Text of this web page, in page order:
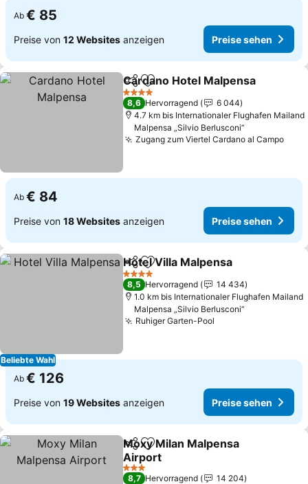
Ab € 85
Preise von 12 Websites anzeigen Preise sehen
TeilenZu Favoriten hinzufügen
Cardano Hotel Malpensa
4 Sterne
8,6 Hervorragend
6 044
4.7 km bis Internationaler Flughafen Mailand
Malpensa „Silvio Berlusconi“
Zugang zum Viertel Cardano al Campo
Ab € 84
Preise von 18 Websites anzeigen Preise sehen
Beliebte Wahl
TeilenZu Favoriten hinzufügen
Hotel Villa Malpensa
4 Sterne
8,5 Hervorragend
14 434
1.0 km bis Internationaler Flughafen Mailand
Malpensa „Silvio Berlusconi“
Ruhiger Garten-Pool
Ab € 126
Preise von 19 Websites anzeigen Preise sehen
TeilenZu Favoriten hinzufügen
Moxy Milan Malpensa
Airport
Preise sehen
3 Sterne
8,7 Hervorragend
14 204